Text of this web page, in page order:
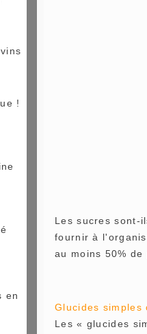
!
en
Les sucres sont-
fournir à
au moins 50%
Glucides simples
Les « glucides